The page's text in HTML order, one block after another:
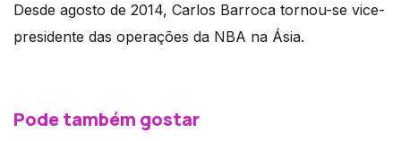
Desde agosto de 2014, Carlos Barroca tornou-se vice-
presidente das operações da NBA na Ásia.
Pode também gostar